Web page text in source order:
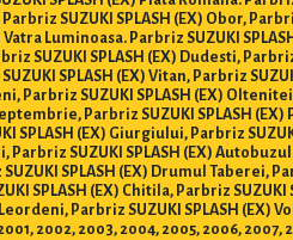
SUZUKI SPLASH (EX) Obor,
Luminoasa. Parbriz SUZUKI
SUZUKI SPLASH (EX) Dudesti,
SPLASH (EX) Vitan, Parbriz
Parbriz SUZUKI SPLASH (EX)
Parbriz SUZUKI SPLASH (EX)
SPLASH (EX) Giurgiului, Parbriz
Parbriz SUZUKI SPLASH (EX)
SPLASH (EX) Drumul Taberei,
SPLASH (EX) Chitila, Parbriz SUZUKI
Leordeni, Parbriz SUZUKI SPLASH
2001, 2002, 2003, 2004, 2005, 2006,